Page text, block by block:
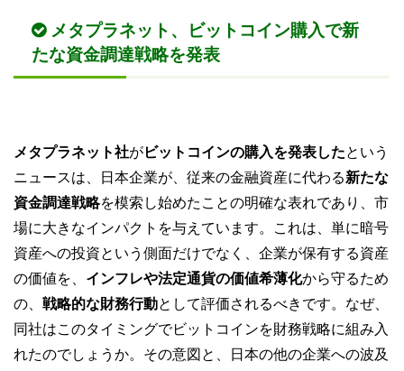
メタプラネット、ビットコイン購入で新
たな資金調達戦略を発表
メタプラネット社がビットコインの購入を発表したという
ニュースは、日本企業が、従来の金融資産に代わる新たな
資金調達戦略を模索し始めたことの明確な表れであり、市
場に大きなインパクトを与えています。これは、単に暗号
資産への投資という側面だけでなく、企業が保有する資産
の価値を、 インフレや法定通貨の価値希薄化から守るため
の、 戦略的な財務行動として評価されるべきです。なぜ、
同社はこのタイミングでビットコインを財務戦略に組み入
れたのでしょうか。その意図と、日本の他の企業への波及